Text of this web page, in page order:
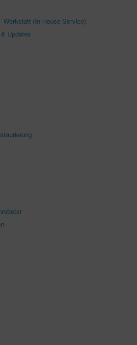
Werkstatt (In-House-Service)
Updates